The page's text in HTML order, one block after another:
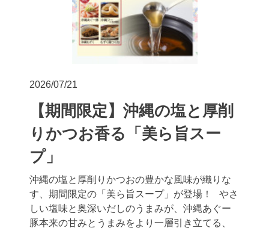
2026/07/21
【期間限定】沖縄の塩と厚削
りかつお香る「美ら旨スー
プ」
沖縄の塩と厚削りかつおの豊かな風味が織りな
す、期間限定の「美ら旨スープ」が登場！ やさ
しい塩味と奥深いだしのうまみが、沖縄あぐー
豚本来の甘みとうまみをより一層引き立てる、